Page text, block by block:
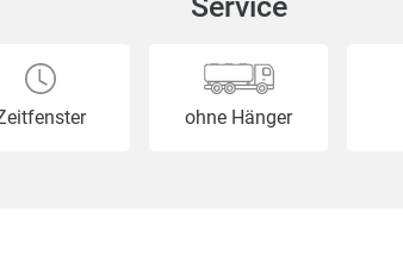
ohne Hänger